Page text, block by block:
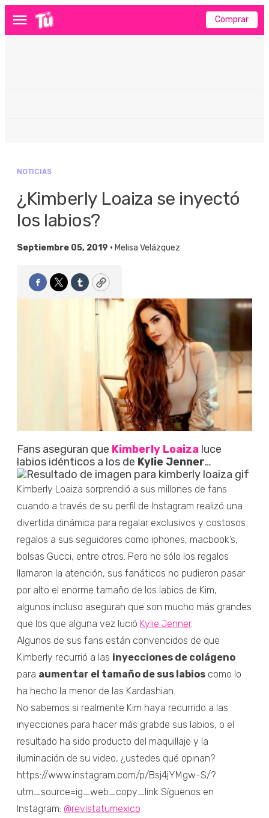
Menú Comprar
NOTICIAS
¿Kimberly Loaiza se inyectó
los labios?
Septiembre 05, 2019 • Melisa Velázquez
Facebook
TwitterTumblrCopy
Fans aseguran que Kimberly Loaiza luce
labios idénticos a los de Kylie Jenner…
Kimberly Loaiza sorprendió a sus millones de fans
cuando a través de su perfil de Instagram realizó una
divertida dinámica para regalar exclusivos y costosos
regalos a sus seguidores como iphones, macbook’s,
bolsas Gucci, entre otros. Pero no sólo los regalos
llamaron la atención, sus fanáticos no pudieron pasar
por alto el enorme tamaño de los labios de Kim,
algunos incluso aseguran que son mucho más grandes
que los que alguna vez lució Kylie Jenner.
Algunos de sus fans están convencidos de que
Kimberly recurrió a las inyecciones de colágeno
para aumentar el tamaño de sus labios como lo
ha hecho la menor de las Kardashian.
No sabemos si realmente Kim haya recurrido a las
inyecciones para hacer más grabde sus labios, o el
resultado ha sido producto del maquillaje y la
iluminación de su video, ¿ustedes qué opinan?
https://www.instagram.com/p/Bsj4jYMgw-S/?
utm_source=ig_web_copy_link Síguenos en
Instagram: @revistatumexico